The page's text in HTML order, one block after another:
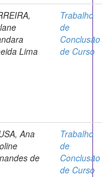
Lima
Trabalho
de
Conclusão
de Curso
Ana
de
Trabalho
de
Conclusão
de Curso